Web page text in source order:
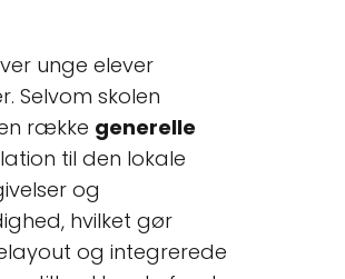
unge elever
Selvom skolen
række generelle
til den lokale
og
hvilket gør
og integrerede